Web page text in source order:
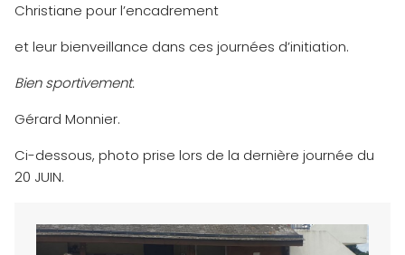
Christiane pour l’encadrement
et leur bienveillance dans ces journées d’initiation.
Bien sportivement.
Gérard Monnier.
Ci-dessous, photo prise lors de la dernière journée du
20 JUIN.